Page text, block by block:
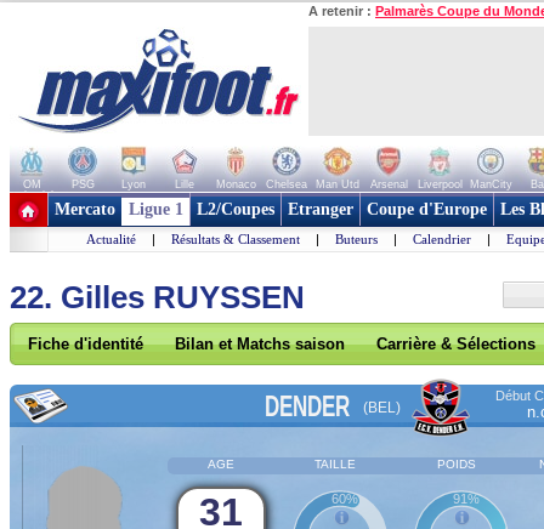
A retenir : Palmarès Coupe du
OM PSG Lyon Lille Monaco Chelsea Man Utd Arsenal Liverpool ManCity
+ de clubs
Mercato Ligue 1 L2/Coupes Etranger Coupe d'Europe Les
Actualité | Résultats & Classement | Buteurs | Calendrier |
22. Gilles RUYSSEN
Fiche d'identité Bilan et Matchs saison Carrière & Sélections
DENDER (BEL)
Début
AGE TAILLE POIDS
31 60% 91%